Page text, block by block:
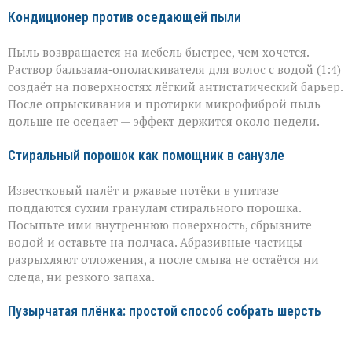
Кондиционер против оседающей пыли
Пыль возвращается на мебель быстрее, чем хочется.
Раствор бальзама‑ополаскивателя для волос с водой (1:4)
создаёт на поверхностях лёгкий антистатический барьер.
После опрыскивания и протирки микрофиброй пыль
дольше не оседает — эффект держится около недели.
Стиральный порошок как помощник в санузле
Известковый налёт и ржавые потёки в унитазе
поддаются сухим гранулам стирального порошка.
Посыпьте ими внутреннюю поверхность, сбрызните
водой и оставьте на полчаса. Абразивные частицы
разрыхляют отложения, а после смыва не остаётся ни
следа, ни резкого запаха.
Пузырчатая плёнка: простой способ собрать шерсть